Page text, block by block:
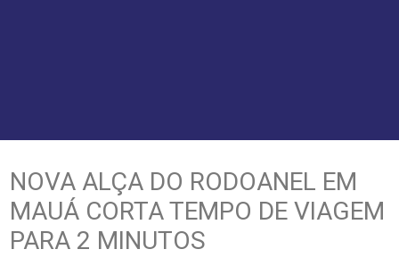
NOVA ALÇA DO RODOANEL EM
MAUÁ CORTA TEMPO DE VIAGEM
PARA 2 MINUTOS